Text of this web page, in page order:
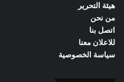
هيئة التحرير
من نحن
اتصل بنا
للاعلان معنا
سياسة الخصوصية